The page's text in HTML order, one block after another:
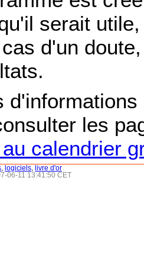
serait
d'un
les
calendrier
logiciels
livre d'or
06-11 13:41:50 CET